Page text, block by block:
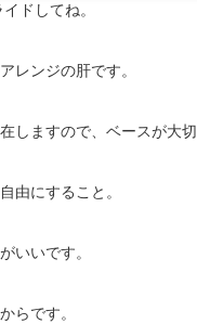
ドしてね。
レンジの肝です。
しますので、ベースが大
由にすること。
いいです。
らです。